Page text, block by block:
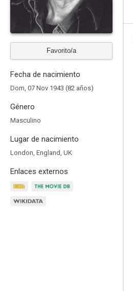
Favorito/a
Fecha de nacimiento
Dom, 07 Nov 1943 (82 años)
Género
Masculino
Lugar de nacimiento
London, England, UK
Enlaces externos